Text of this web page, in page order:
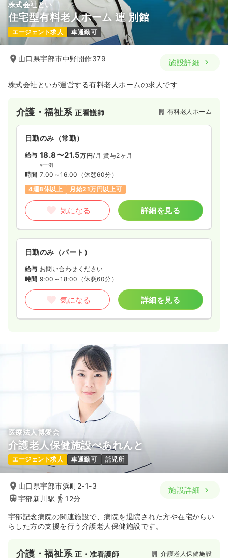
株式会社とい
住宅型有料老人ホーム 連 別館
エージェント求人 車通勤可
山口県宇部市中野開作379 施設詳細
株式会社といが運営する有料老人ホームの求人です
介護・福祉系正看護師 有料老人ホーム
日勤のみ（常勤）
給与 18.8〜21.5万円/月 賞与2ヶ月
※一例
時間 7:00～16:00 （休憩60分）
4週8休以上
月給21万円以上可
気になる 詳細を見る
日勤のみ（パート）
給与 お問い合わせください
時間 9:00～18:00 （休憩60分）
気になる 詳細を見る
医療法人博愛会
介護老人保健施設ぺあれんと
エージェント求人 車通勤可 託児所
山口県宇部市浜町2-1-3
宇部新川駅
12分
施設詳細
宇部記念病院の関連施設で、病院を退院された方や在宅からい
らした方の支援を行う介護老人保健施設です。
介護・福祉系正・准看護師 介護老人保健施設